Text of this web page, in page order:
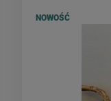
NOWOŚĆ